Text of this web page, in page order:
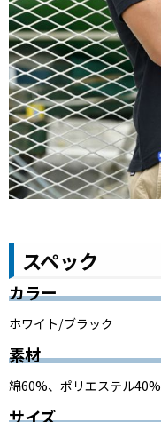
スペック
カラー
ホワイト/ブラック
素材
綿60%、ポリエステル40%
サイズ